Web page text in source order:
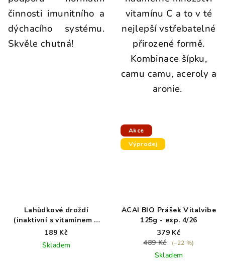
činnosti imunitního a
dýchacího systému.
Skvěle chutná!
vitamínu C a to v té
nejlepší vstřebatelné
přirozené formě.
Kombinace šípku,
camu camu, aceroly a
aronie.
Lahůdkové droždí
(inaktivní s vitamínem B
12) BIO 120 g
189 Kč
Skladem
Akce
Výprodej
ACAI BIO Prášek Vitalvibe
125g - exp. 4/26
379 Kč
489 Kč
(–22 %)
Skladem